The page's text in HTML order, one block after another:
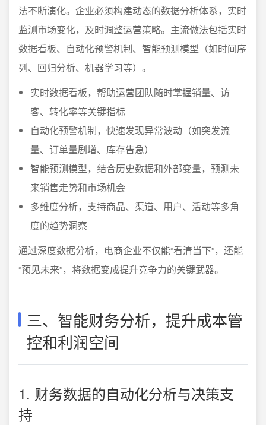
法不断演化。企业必须构建动态的数据分析体系，实时
监测市场变化，及时调整运营策略。主流做法包括实时
数据看板、自动化预警机制、智能预测模型（如时间序
列、回归分析、机器学习等）。
实时数据看板，帮助运营团队随时掌握销量、访
客、转化率等关键指标
自动化预警机制，快速发现异常波动（如突发流
量、订单量剧增、库存告急）
智能预测模型，结合历史数据和外部变量，预测未
来销售走势和市场机会
多维度分析，支持商品、渠道、用户、活动等多角
度的趋势洞察
通过深度数据分析，电商企业不仅能“看清当下”，还能
“预见未来”，将数据变成提升竞争力的关键武器。
三、智能财务分析，提升成本管
控和利润空间
1. 财务数据的自动化分析与决策支
持